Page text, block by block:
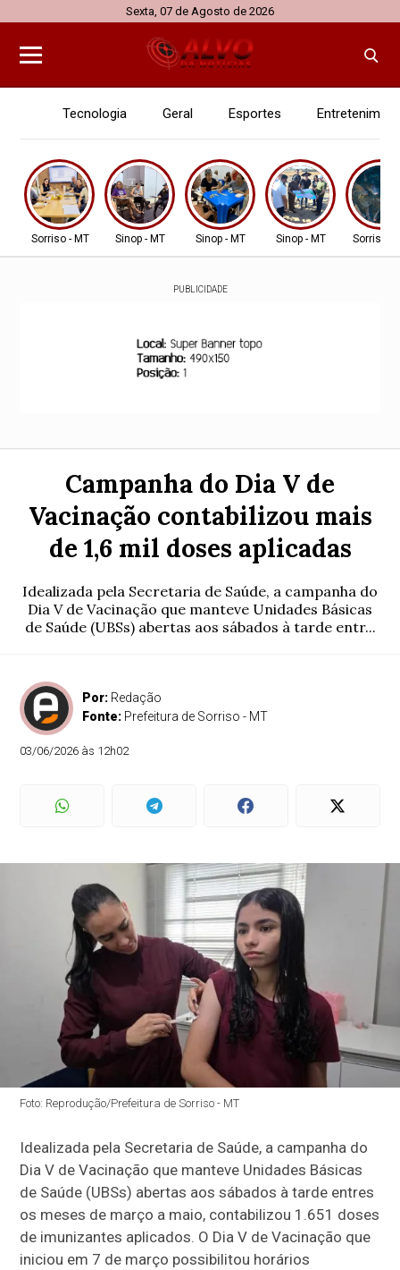
Sexta, 07 de Agosto de 2026
Tecnologia Geral Esportes
Sorriso - MT Sinop - MT Sinop - MT Sinop - MT Sorriso -
PUBLICIDADE
Campanha do Dia V de
Vacinação contabilizou mais
de 1,6 mil doses aplicadas
Idealizada pela Secretaria de Saúde, a campanha do
Dia V de Vacinação que manteve Unidades Básicas
de Saúde (UBSs) abertas aos sábados à tarde entr...
Por: Redação
Fonte: Prefeitura de Sorriso - MT
03/06/2026 às 12h02
Foto: Reprodução/Prefeitura de Sorriso - MT
Idealizada pela Secretaria de Saúde, a campanha do
Dia V de Vacinação que manteve Unidades Básicas
de Saúde (UBSs) abertas aos sábados à tarde entres
os meses de março a maio, contabilizou 1.651 doses
de imunizantes aplicados. O Dia V de Vacinação que
iniciou em 7 de março possibilitou horários